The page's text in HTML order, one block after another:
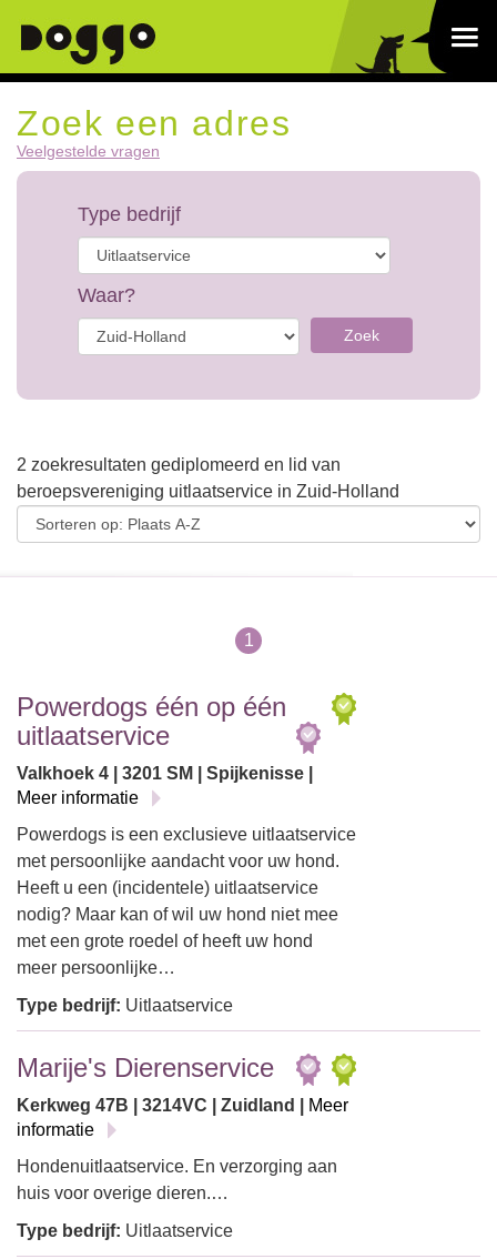
Zoek een adres
Veelgestelde vragen
Type bedrijf
Waar?
Zoek
2 zoekresultaten gediplomeerd en lid van
beroepsvereniging uitlaatservice in Zuid-Holland
1
Powerdogs één op één
uitlaatservice
Valkhoek 4 | 3201 SM | Spijkenisse |
Meer informatie
Powerdogs is een exclusieve uitlaatservice
met persoonlijke aandacht voor uw hond.
Heeft u een (incidentele) uitlaatservice
nodig? Maar kan of wil uw hond niet mee
met een grote roedel of heeft uw hond
meer persoonlijke…
Type bedrijf: Uitlaatservice
Marije's Dierenservice
Kerkweg 47B | 3214VC | Zuidland |
Meer
informatie
Hondenuitlaatservice. En verzorging aan
huis voor overige dieren.…
Type bedrijf: Uitlaatservice